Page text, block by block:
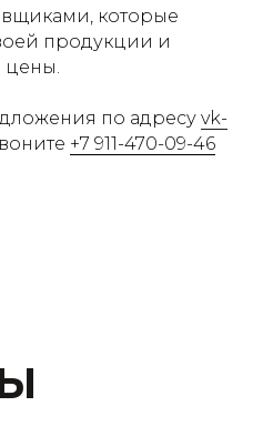
которые
продукции и
цены.
по адресу vk-
+7 911-470-09-46